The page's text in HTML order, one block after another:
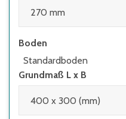
Boden
Standardboden
Grundmaß L x B